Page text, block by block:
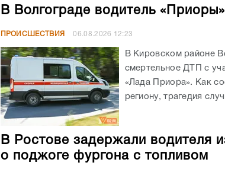
В Волгограде водитель
ПРОИСШЕСТВИЯ 06.08.2026 12:23
В Кировском районе
смертельное ДТП с
«Лада Приора». Как
региону, трагедия
В Ростове задержали водителя
о поджоге фургона с топливом